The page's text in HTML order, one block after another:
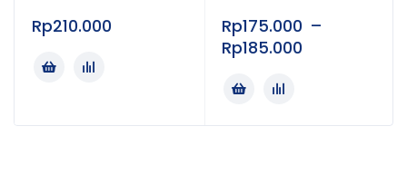
Rp210.000 Rp175.000 –
Rp185.000